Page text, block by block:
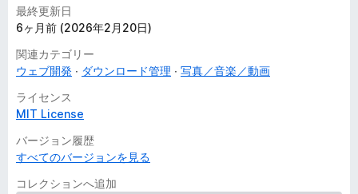
最終更新日
6ヶ月前 (2026年2月20日)
関連カテゴリー
ウェブ開発
ダウンロード管理
写真／音楽／動画
ライセンス
MIT License
バージョン履歴
すべてのバージョンを見る
コレクションへ追加